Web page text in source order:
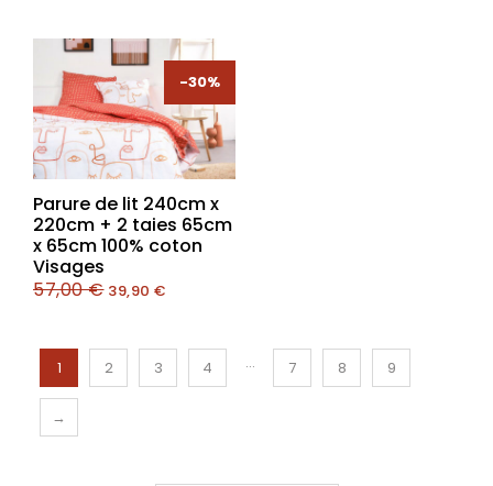
-30%
-30%
Parure de lit 240cm x
220cm + 2 taies 65cm
x 65cm 100% coton
Visages
57,00€ 39,90 €
1 2 3 4 … 7 8 9
→